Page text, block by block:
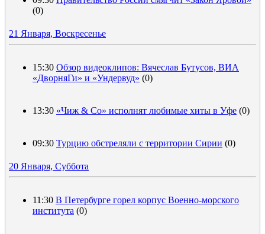
(0)
21 Января, Воскресенье
15:30 Обзор видеоклипов: Вячеслав Бутусов, ВИА
«ДворняГи» и «Ундервуд» (0)
13:30 «Чиж & Co» исполнят любимые хиты в Уфе (0)
09:30 Турцию обстреляли с территории Сирии (0)
20 Января, Суббота
11:30 В Петербурге горел корпус Военно-морского
института (0)